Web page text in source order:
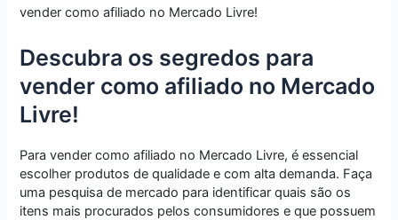
vender como afiliado no Mercado Livre!
Descubra os segredos para
vender como afiliado no Mercado
Livre!
Para vender como afiliado no Mercado Livre, é essencial
escolher produtos de qualidade e com alta demanda. Faça
uma pesquisa de mercado para identificar quais são os
itens mais procurados pelos consumidores e que possuem